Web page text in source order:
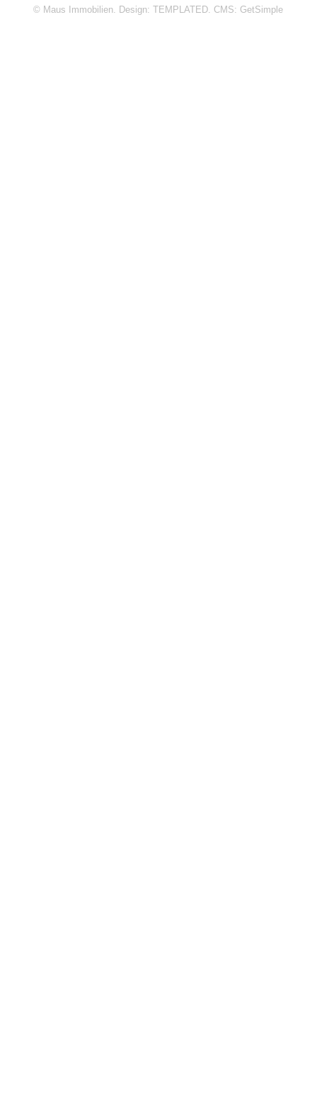
© Maus Immobilien. Design:TEMPLATED . CMS: GetSimple